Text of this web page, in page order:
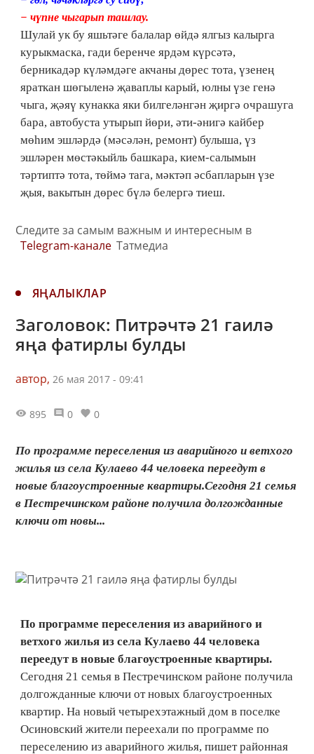
− чүпне чыгарып ташлау.
Шулай ук бу яшьтәге балалар өйдә ялгыз калырга
курыкмаска, гади беренче ярдәм күрсәтә,
берникадәр күләмдәге акчаны дөрес тота, үзенең
яраткан шөгыленә җаваплы карый, юлны үзе генә
чыга, җәяү кунакка яки билгеләнгән җиргә очрашуга
бара, автобуста утырып йөри, әти-әнигә кайбер
мөһим эшләрдә (мәсәлән, ремонт) булыша, үз
эшләрен мөстәкыйль башкара, кием-салымын
тәртиптә тота, төймә тага, мәктәп әсбапларын үзе
җыя, вакытын дөрес бүлә белергә тиеш.
Следите за самым важным и интересным в
Telegram-канале Татмедиа
ЯҢАЛЫКЛАР
Заголовок: Питрәчтә 21 гаилә
яңа фатирлы булды
автор, 26 мая 2017 - 09:41
895 0 0
По программе переселения из аварийного и ветхого
жилья из села Кулаево 44 человека переедут в
новые благоустроенные квартиры.Сегодня 21 семья
в Пестречинском районе получила долгожданные
ключи от новы...
По программе переселения из аварийного и
ветхого жилья из села Кулаево 44 человека
переедут в новые благоустроенные квартиры.
Сегодня 21 семья в Пестречинском районе получила
долгожданные ключи от новых благоустроенных
квартир. На новый четырехэтажный дом в поселке
Осиновский жители переехали по программе по
переселению из аварийного жилья, пишет районная